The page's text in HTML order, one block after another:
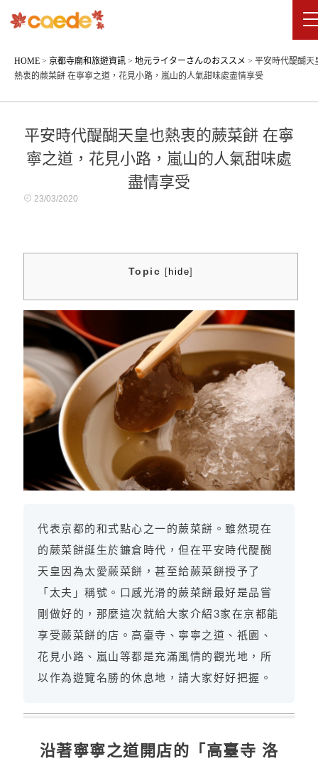
HOME > 京都寺廟和旅遊資訊 > 地元ライターさんのおススメ > 平安時代醍醐天
熱衷的蕨菜餅 在寧寧之道，花見小路，嵐山的人氣甜味處盡情享受
平安時代醍醐天皇也熱衷的蕨菜餅 在寧
寧之道，花見小路，嵐山的人氣甜味處
盡情享受
23/03/2020
Topic [ hide]
代表京都的和式點心之一的蕨菜餅。雖然現在
的蕨菜餅誕生於鐮倉時代，但在平安時代醍醐
天皇因為太愛蕨菜餅，甚至給蕨菜餅授予了
「太夫」稱號。口感光滑的蕨菜餅最好是品嘗
剛做好的，那麼這次就給大家介紹3家在京都能
享受蕨菜餅的店。高臺寺、寧寧之道、祇園、
花見小路、嵐山等都是充滿風情的觀光地，所
以作為遊覽名勝的休息地，請大家好好把握。
沿著寧寧之道開店的「高臺寺 洛